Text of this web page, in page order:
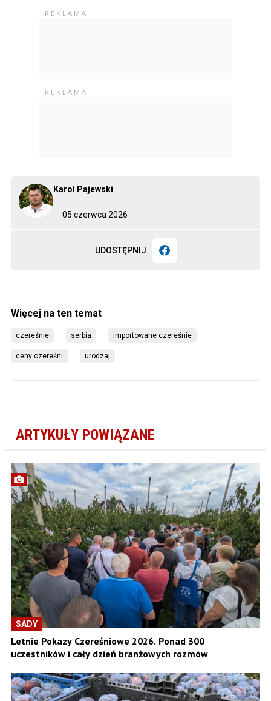
05 czerwca 2026
Karol Pajewski
UDOSTĘPNIJ
czereśnie serbia importowane czereśnie
ceny czereśni urodzaj
ARTYKUŁY POWIĄZANE
SADY
Letnie Pokazy Czereśniowe 2026. Ponad 300
uczestników i cały dzień branżowych rozmów